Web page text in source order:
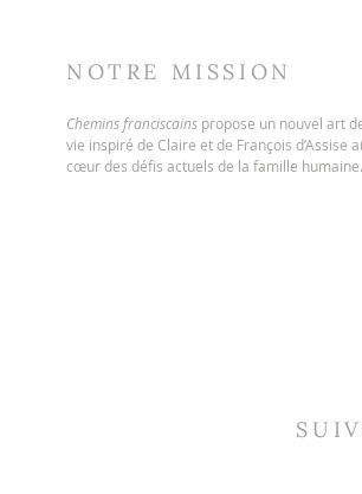
NOTRE MISSION
Chemins franciscains propose un nouvel art
vie inspiré de Claire et de François d’Assise
cœur des défis actuels de la famille humaine.